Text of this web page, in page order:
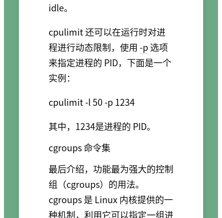
idle。
cpulimit 还可以在运行时对进
程进行动态限制，使用 -p选项
来指定进程的 PID，下面是一个
实例：
其中，1234是进程的 PID。
cgroups 命令集
最后介绍，功能最为强大的控制
组（cgroups）的用法。
cgroups 是 Linux 内核提供的一
种机制，利用它可以指定一组进